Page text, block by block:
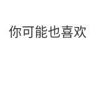
你可能也喜欢